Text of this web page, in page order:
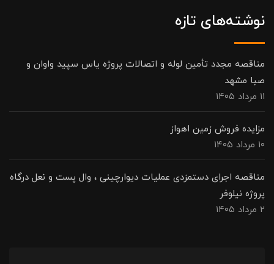
نوشته‌های تازه
مناقصه مجدد تأمین لوله و اتصالات پروژه یاس سپید واوان و
صبا مشهد
۱۱ مرداد ۱۴۰۵
مزایده فروش زمین اهواز
۱۰ مرداد ۱۴۰۵
مناقصه اجرای دستمزدی عملیات دیوارچینی ، وال پست و نعل درگاه
پروژه نیلوفر
۲ مرداد ۱۴۰۵